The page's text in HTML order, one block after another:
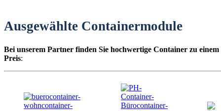
Ausgewählte Containermodule
Bei unserem Partner finden Sie hochwertige Container zu einem
Preis: